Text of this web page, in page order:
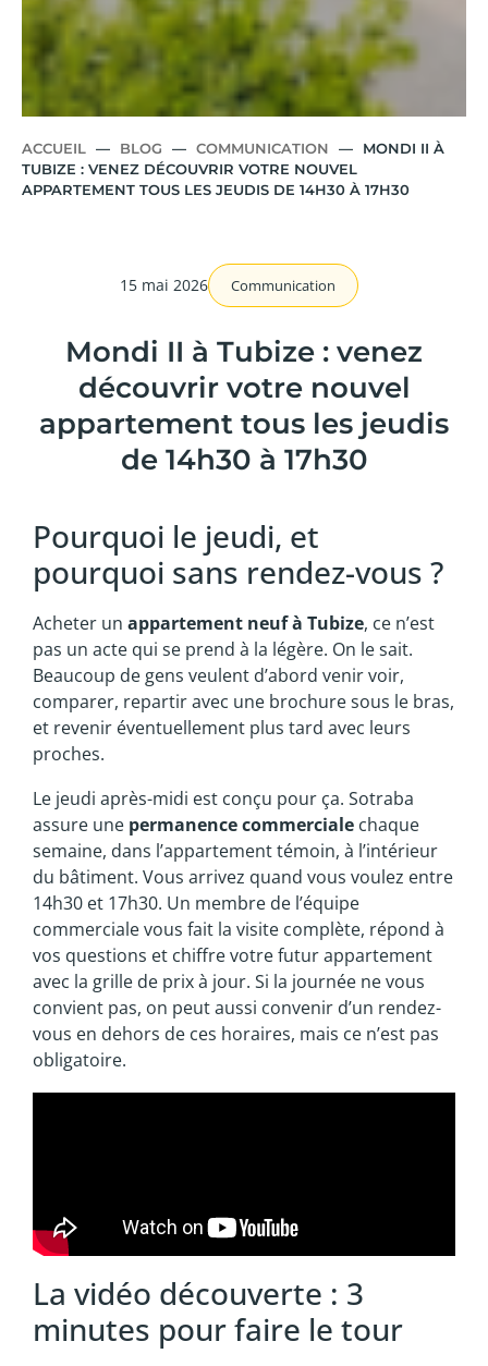
ACCUEIL — BLOG — COMMUNICATION —
MONDI II À
TUBIZE : VENEZ DÉCOUVRIR VOTRE NOUVEL
APPARTEMENT TOUS LES JEUDIS DE 14H30 À 17H30
15 mai 2026 Communication
Mondi II à Tubize : venez
découvrir votre nouvel
appartement tous les jeudis
de 14h30 à 17h30
Pourquoi le jeudi, et
pourquoi sans rendez-vous ?
Acheter un appartement neuf à Tubize, ce n’est
pas un acte qui se prend à la légère. On le sait.
Beaucoup de gens veulent d’abord venir voir,
comparer, repartir avec une brochure sous le bras,
et revenir éventuellement plus tard avec leurs
proches.
Le jeudi après-midi est conçu pour ça. Sotraba
assure une permanence commerciale chaque
semaine, dans l’appartement témoin, à l’intérieur
du bâtiment. Vous arrivez quand vous voulez entre
14h30 et 17h30. Un membre de l’équipe
commerciale vous fait la visite complète, répond à
vos questions et chiffre votre futur appartement
avec la grille de prix à jour. Si la journée ne vous
convient pas, on peut aussi convenir d’un rendez-
vous en dehors de ces horaires, mais ce n’est pas
obligatoire.
La vidéo découverte : 3
minutes pour faire le tour